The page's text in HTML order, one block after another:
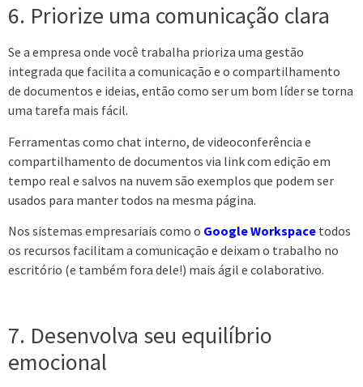
6. Priorize uma comunicação clara
Se a empresa onde você trabalha prioriza uma gestão
integrada que facilita a comunicação e o compartilhamento
de documentos e ideias, então como ser um bom líder se torna
uma tarefa mais fácil.
Ferramentas como chat interno, de videoconferência e
compartilhamento de documentos via link com edição em
tempo real e salvos na nuvem são exemplos que podem ser
usados para manter todos na mesma página.
Nos sistemas empresariais como o Google Workspace todos
os recursos facilitam a comunicação e deixam o trabalho no
escritório (e também fora dele!) mais ágil e colaborativo.
7. Desenvolva seu equilíbrio
emocional